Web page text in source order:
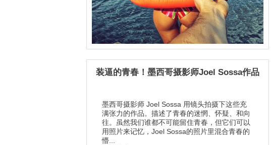
装逼的青春！墨西哥摄影师Joel Sossa作品
墨西哥摄影师 Joel Sossa 用镜头拍摄下这些充
满张力的作品。描述了青春的迷惘、怀疑、和向
往。虽然我们谁都不可能留住青春，但它们可以
用照片来记忆，Joel Sossa的照片里混合青春的
懵...